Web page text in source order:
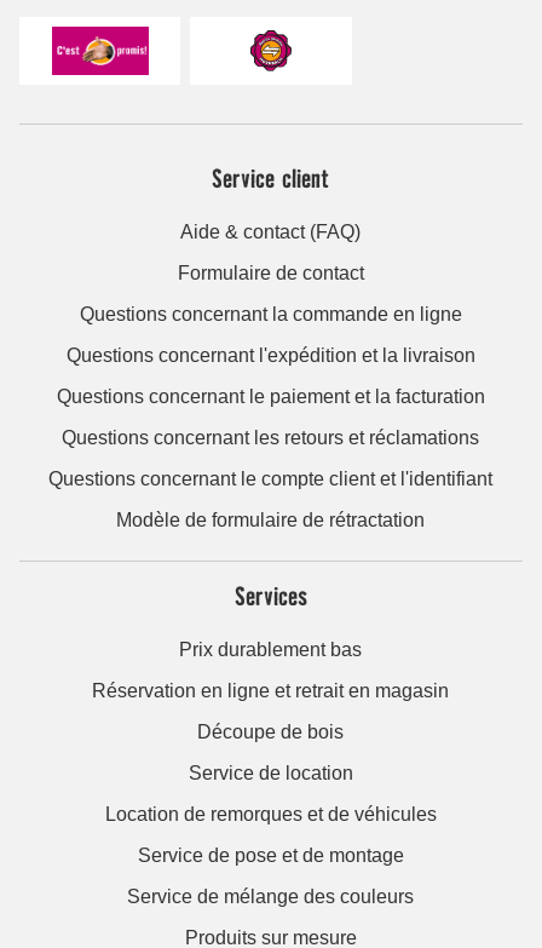
Service client
Aide & contact (FAQ)
Formulaire de contact
Questions concernant la commande en ligne
Questions concernant l'expédition et la livraison
Questions concernant le paiement et la facturation
Questions concernant les retours et réclamations
Questions concernant le compte client et l'identifiant
Modèle de formulaire de rétractation
Services
Prix durablement bas
Réservation en ligne et retrait en magasin
Découpe de bois
Service de location
Location de remorques et de véhicules
Service de pose et de montage
Service de mélange des couleurs
Produits sur mesure